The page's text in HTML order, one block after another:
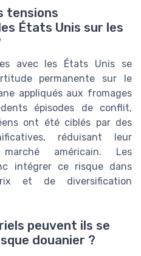
tensions
États Unis sur les
avec les États Unis se
permanente sur le
appliqués aux fromages
épisodes de conflit,
ont été ciblés par des
réduisant leur
américain. Les
intégrer ce risque dans
et de diversification
peuvent ils se
douanier ?